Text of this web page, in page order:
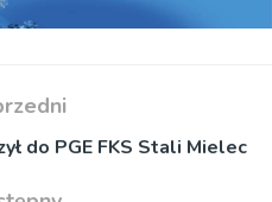
do PGE FKS Stali Mielec